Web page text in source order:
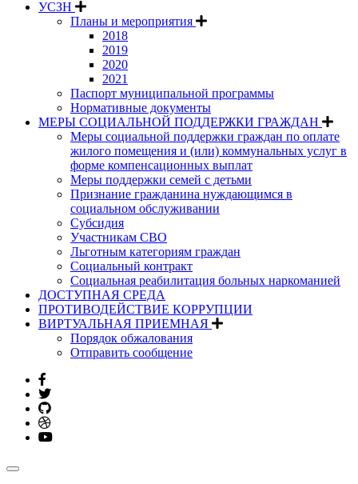
УСЗН
Планы и мероприятия
2018
2019
2020
2021
Паспорт муниципальной программы
Нормативные документы
МЕРЫ СОЦИАЛЬНОЙ ПОДДЕРЖКИ ГРАЖДАН
Меры социальной поддержки граждан по оплате
жилого помещения и (или) коммунальных услуг в
форме компенсационных выплат
Меры поддержки семей с детьми
Признание гражданина нуждающимся в
социальном обслуживании
Субсидия
Участникам СВО
Льготным категориям граждан
Социальный контракт
Социальная реабилитация больных наркоманией
ДОСТУПНАЯ СРЕДА
ПРОТИВОДЕЙСТВИЕ КОРРУПЦИИ
ВИРТУАЛЬНАЯ ПРИЕМНАЯ
Порядок обжалования
Отправить сообщение